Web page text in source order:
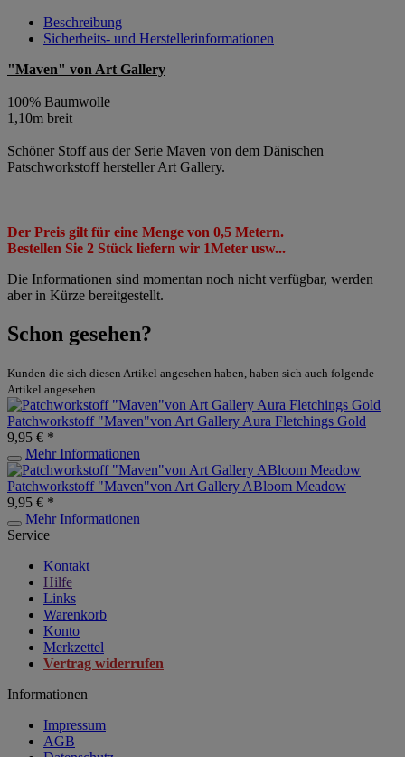
Beschreibung
Sicherheits- und Herstellerinformationen
"Maven" von Art Gallery
100% Baumwolle
1,10m breit
Schöner Stoff aus der Serie Maven von dem Dänischen
Patschworkstoff hersteller Art Gallery.
Der Preis gilt für eine Menge von 0,5 Metern.
Bestellen Sie 2 Stück liefern wir 1Meter usw...
Die Informationen sind momentan noch nicht verfügbar, werden
aber in Kürze bereitgestellt.
Schon gesehen?
Kunden die sich diesen Artikel angesehen haben, haben sich auch folgende
Artikel angesehen.
Patchworkstoff "Maven"von Art Gallery Aura Fletchings Gold
9,95 € *
Mehr Informationen
Patchworkstoff "Maven"von Art Gallery ABloom Meadow
9,95 € *
Mehr Informationen
Service
Kontakt
Hilfe
Links
Warenkorb
Konto
Merkzettel
Vertrag widerrufen
Informationen
Impressum
AGB